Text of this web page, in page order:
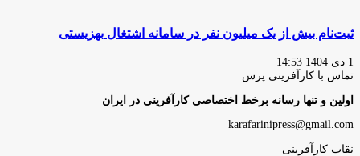
ثبت‌نام بیش از یک میلیون نفر در سامانه اشتغال بهزیستی
1 دی 1404 14:53
تماس با کارآفرینی پرس
اولین و تنها رسانه برخط اختصاصی کارآفرینی در ایران
karafarinipress@gmail.com
نقاب کارآفرینی